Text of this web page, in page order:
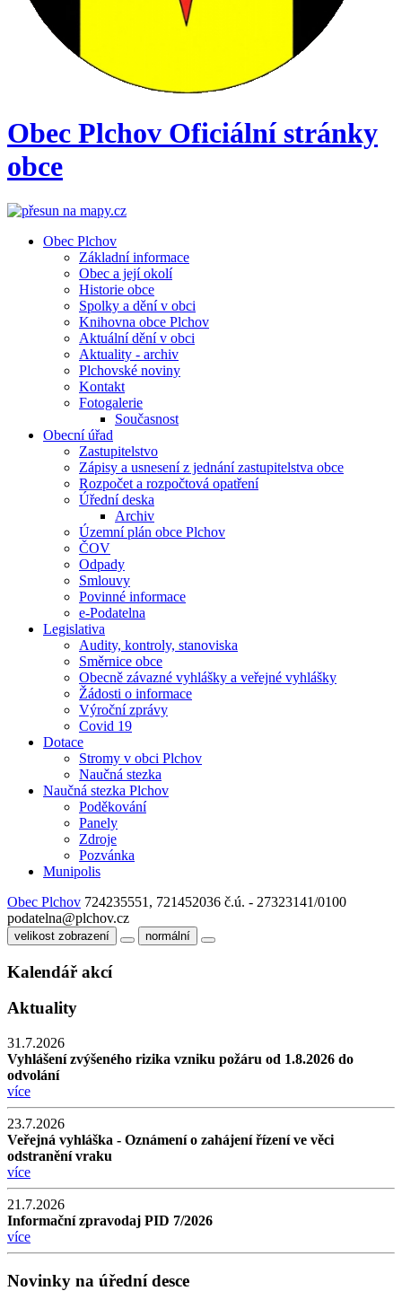
Obec Plchov Oficiální stránky
obce
Obec Plchov
Základní informace
Obec a její okolí
Historie obce
Spolky a dění v obci
Knihovna obce Plchov
Aktuální dění v obci
Aktuality - archiv
Plchovské noviny
Kontakt
Fotogalerie
Současnost
Obecní úřad
Zastupitelstvo
Zápisy a usnesení z jednání zastupitelstva obce
Rozpočet a rozpočtová opatření
Úřední deska
Archiv
Územní plán obce Plchov
ČOV
Odpady
Smlouvy
Povinné informace
e-Podatelna
Legislativa
Audity, kontroly, stanoviska
Směrnice obce
Obecně závazné vyhlášky a veřejné vyhlášky
Žádosti o informace
Výroční zprávy
Covid 19
Dotace
Stromy v obci Plchov
Naučná stezka
Naučná stezka Plchov
Poděkování
Panely
Zdroje
Pozvánka
Munipolis
Obec Plchov 724235551, 721452036 č.ú. - 27323141/0100
podatelna@plchov.cz
velikost zobrazení normální
Kalendář akcí
Aktuality
31.7.2026
Vyhlášení zvýšeného rizika vzniku požáru od 1.8.2026 do
odvolání
více
23.7.2026
Veřejná vyhláška - Oznámení o zahájení řízení ve věci
odstranění vraku
více
21.7.2026
Informační zpravodaj PID 7/2026
více
Novinky na úřední desce